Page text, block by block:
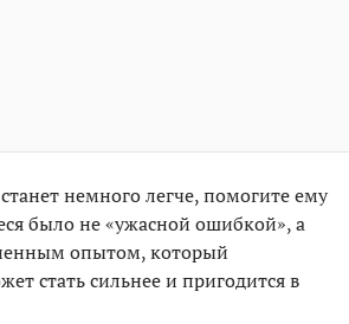
немного легче, помогите ему
было не «ужасной ошибкой», а
опытом, который
стать сильнее и пригодится в